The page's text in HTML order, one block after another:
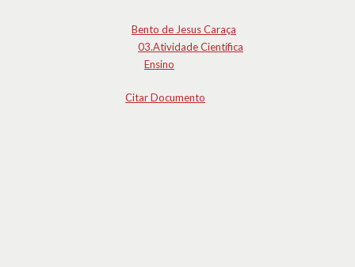
Bento de Jesus Caraça
03.Atividade Científica
Ensino
Citar Documento